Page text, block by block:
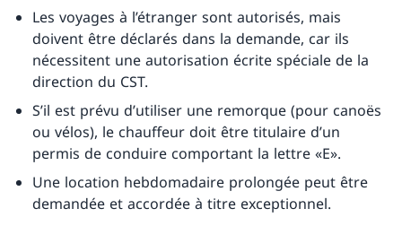
Les voyages à l’étranger sont autorisés, mais
doivent être déclarés dans la demande, car ils
nécessitent une autorisation écrite spéciale de la
direction du CST.
S’il est prévu d’utiliser une remorque (pour canoës
ou vélos), le chauffeur doit être titulaire d’un
permis de conduire comportant la lettre «E».
Une location hebdomadaire prolongée peut être
demandée et accordée à titre exceptionnel.